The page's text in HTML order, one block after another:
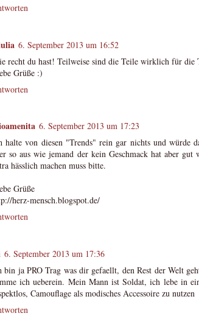
6. September 2013 um 16:52
recht du hast! Teilweise sind die Teile wirklich für die
Grüße :)
6. September 2013 um 17:23
halte von diesen "Trends" rein gar nichts und würde
so aus wie jemand der kein Geschmack hat aber
hässlich machen muss bitte.
Grüße
herz-mensch.blogspot.de/
6. September 2013 um 17:36
bin ja PRO Trag was dir gefaellt, den Rest der Welt
ich ueberein. Mein Mann ist Soldat, ich lebe in
Camouflage als modisches Accessoire zu nutzen